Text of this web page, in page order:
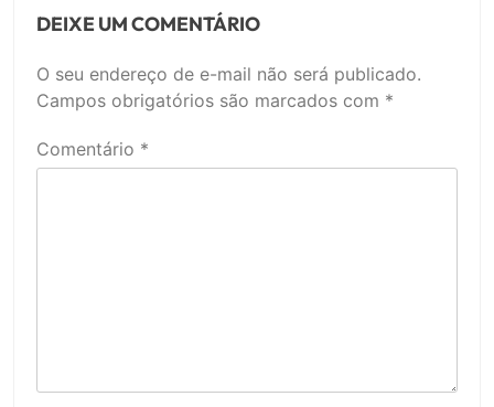
DEIXE UM COMENTÁRIO
O seu endereço de e-mail não será publicado.
Campos obrigatórios são marcados com *
Comentário *